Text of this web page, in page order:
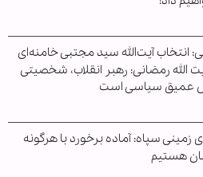
انتخاب آیت‌الله سید مجتبی خامنه‌ای
رمضانی: رهبر انقلاب، شخصیتی
عمیق سیاسی است
زمینی سپاه: آماده برخورد با هرگونه
هستیم